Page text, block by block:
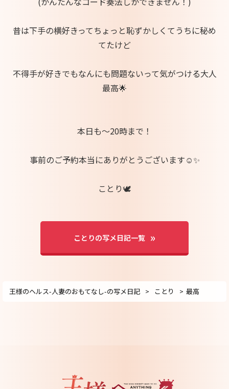
昔は下手の横好きってちょっと恥ずかしくてうちに秘め
てたけど
不得手が好きでもなんにも問題ないって気がつける大人
最高︎🌟
本日も～20時まで！
事前のご予約本当にありがとうございます☺️✨
ことり🕊‎
ことりの写メ日記一覧
王様のヘルス-人妻のおもてなし-の写メ日記 ことり 最高